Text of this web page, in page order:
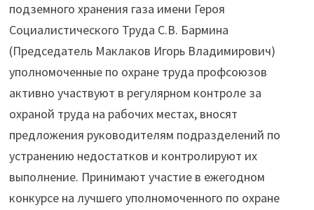
подземного хранения газа имени Героя
Социалистического Труда С.В. Бармина
(Председатель Маклаков Игорь Владимирович)
уполномоченные по охране труда профсоюзов
активно участвуют в регулярном контроле за
охраной труда на рабочих местах, вносят
предложения руководителям подразделений по
устранению недостатков и контролируют их
выполнение. Принимают участие в ежегодном
конкурсе на лучшего уполномоченного по охране